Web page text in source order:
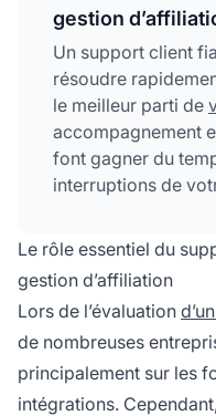
gestion
Un support client
résoudre
le meilleur parti de
accompagnement
font gagner du
interruptions de
Le rôle essentiel du
gestion d’affiliation
Lors de l’évaluation
de nombreuses
principalement sur les
intégrations.